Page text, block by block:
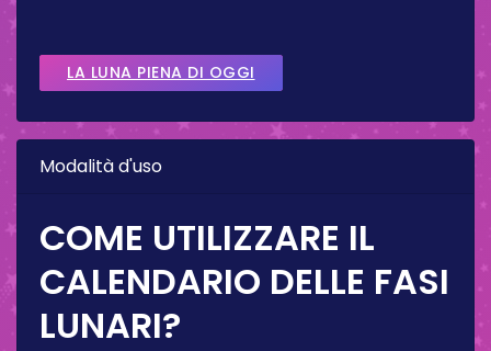
LA LUNA PIENA DI OGGI
Modalità d'uso
COME UTILIZZARE IL
CALENDARIO DELLE FASI
LUNARI?